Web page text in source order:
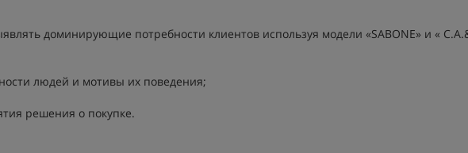
доминирующие потребности клиентов используя модели «SABONE» и «
людей и мотивы их поведения;
решения о покупке.